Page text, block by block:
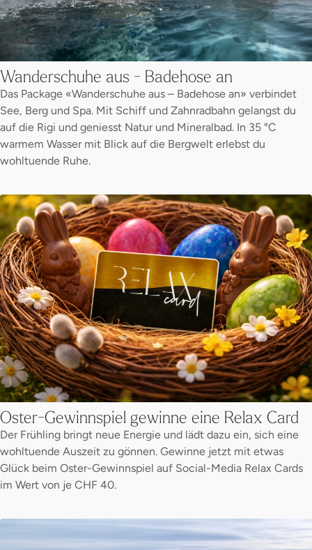
Wanderschuhe aus - Badehose an
Das Package «Wanderschuhe aus – Badehose an» verbindet
See, Berg und Spa. Mit Schiff und Zahnradbahn gelangst du
auf die Rigi und geniesst Natur und Mineralbad. In 35 °C
warmem Wasser mit Blick auf die Bergwelt erlebst du
wohltuende Ruhe.
Oster-Gewinnspiel gewinne eine Relax Card
Der Frühling bringt neue Energie und lädt dazu ein, sich eine
wohltuende Auszeit zu gönnen. Gewinne jetzt mit etwas
Glück beim Oster-Gewinnspiel auf Social-Media Relax Cards
im Wert von je CHF 40.